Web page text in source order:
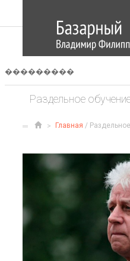
Раздельное
Главная /